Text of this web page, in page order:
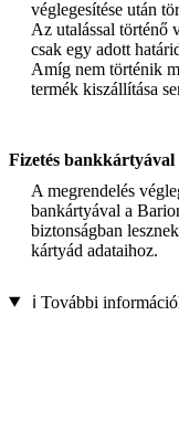
véglegesítése után
Az utalással történő
csak egy adott
Amíg nem történik
termék kiszállítása
Fizetés
A megrendelés
bankártyával a
biztonságban
kártyád adataihoz.
ℹ️ További